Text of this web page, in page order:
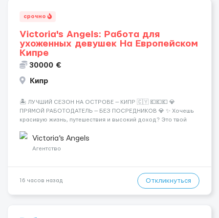
срочно
Victoria's Angels: Работа для
ухоженных девушек На Европейском
Кипре
30000 €
Кипр
🏝️ ЛУЧШИЙ СЕЗОН НА ОСТРОВЕ — КИПР 🇨🇾 💶💶💶 💎
ПРЯМОЙ РАБОТОДАТЕЛЬ — БЕЗ ПОСРЕДНИКОВ 💎 ✨ Хочешь
красивую жизнь, путешествия и высокий доход? Это твой
Опытная команда с годами практики — Стабильный поток
клиентов (без ...
Victoria's Angels
Агентство
16 часов назад Откликнуться